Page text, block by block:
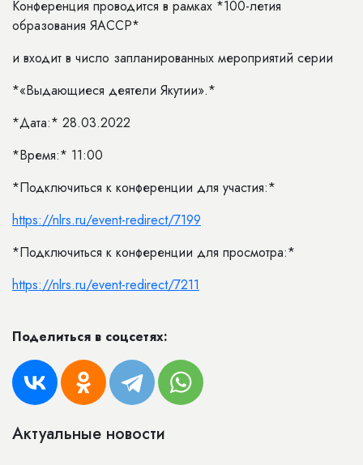
Конференция проводится в рамках *100-летия
образования ЯАССР*
и входит в число запланированных мероприятий серии
*«Выдающиеся деятели Якутии».*
*Дата:* 28.03.2022
*Время:* 11:00
*Подключиться к конференции для участия:*
https://nlrs.ru/event-redirect/7199
*Подключиться к конференции для просмотра:*
https://nlrs.ru/event-redirect/7211
Поделиться в соцсетях:
Актуальные новости